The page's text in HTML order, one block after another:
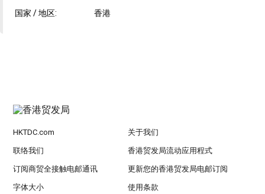
国家 / 地区:
香港
HKTDC.com 关于我们
联络我们 香港贸发局流动应用程式
订阅商贸全接触电邮通讯 更新您的香港贸发局电邮订阅
字体大小 使用条款